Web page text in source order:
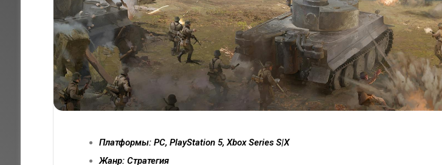
Платформы: PC, PlayStation 5, Xbox Series S|X
Жанр: Стратегия